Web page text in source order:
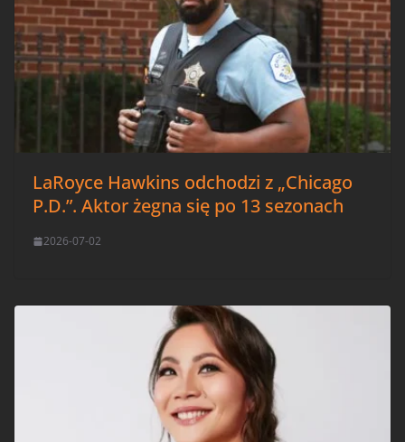
LaRoyce Hawkins odchodzi z „Chicago
P.D.”. Aktor żegna się po 13 sezonach
2026-07-02